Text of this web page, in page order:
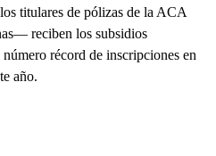
titulares de pólizas de la ACA
reciben los subsidios
récord de inscripciones en
año.